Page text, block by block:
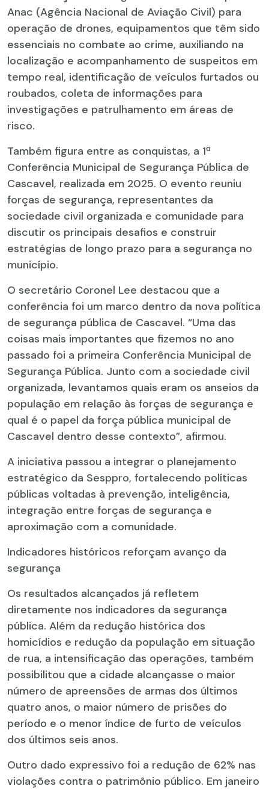
Anac (Agência Nacional de Aviação Civil) para
operação de drones, equipamentos que têm sido
essenciais no combate ao crime, auxiliando na
localização e acompanhamento de suspeitos em
tempo real, identificação de veículos furtados ou
roubados, coleta de informações para
investigações e patrulhamento em áreas de
risco.
Também figura entre as conquistas, a 1ª
Conferência Municipal de Segurança Pública de
Cascavel, realizada em 2025. O evento reuniu
forças de segurança, representantes da
sociedade civil organizada e comunidade para
discutir os principais desafios e construir
estratégias de longo prazo para a segurança no
município.
O secretário Coronel Lee destacou que a
conferência foi um marco dentro da nova política
de segurança pública de Cascavel. “Uma das
coisas mais importantes que fizemos no ano
passado foi a primeira Conferência Municipal de
Segurança Pública. Junto com a sociedade civil
organizada, levantamos quais eram os anseios da
população em relação às forças de segurança e
qual é o papel da força pública municipal de
Cascavel dentro desse contexto”, afirmou.
A iniciativa passou a integrar o planejamento
estratégico da Sesppro, fortalecendo políticas
públicas voltadas à prevenção, inteligência,
integração entre forças de segurança e
aproximação com a comunidade.
Indicadores históricos reforçam avanço da
segurança
Os resultados alcançados já refletem
diretamente nos indicadores da segurança
pública. Além da redução histórica dos
homicídios e redução da população em situação
de rua, a intensificação das operações, também
possibilitou que a cidade alcançasse o maior
número de apreensões de armas dos últimos
quatro anos, o maior número de prisões do
período e o menor índice de furto de veículos
dos últimos seis anos.
Outro dado expressivo foi a redução de 62% nas
violações contra o patrimônio público. Em janeiro